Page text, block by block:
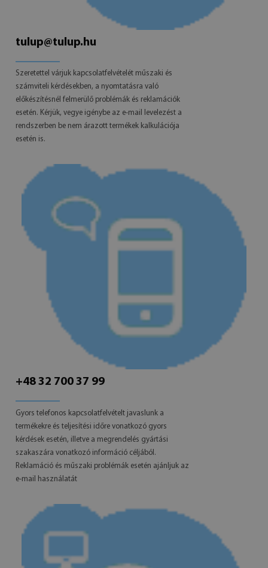
tulup@tulup.hu
Szeretettel várjuk kapcsolatfelvételét műszaki és
számviteli kérdésekben, a nyomtatásra való
előkészítésnél felmerülő problémák és reklamációk
esetén. Kérjük, vegye igénybe az e-mail levelezést a
rendszerben be nem árazott termékek kalkulációja
esetén is.
+48 32 700 37 99
Gyors telefonos kapcsolatfelvételt javaslunk a
termékekre és teljesítési időre vonatkozó gyors
kérdések esetén, illetve a megrendelés gyártási
szakaszára vonatkozó információ céljából.
Reklamáció és műszaki problémák esetén ajánljuk az
e-mail használatát